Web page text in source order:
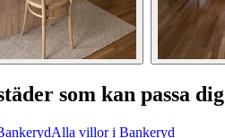
som kan passa dig
Alla villor i Bankeryd